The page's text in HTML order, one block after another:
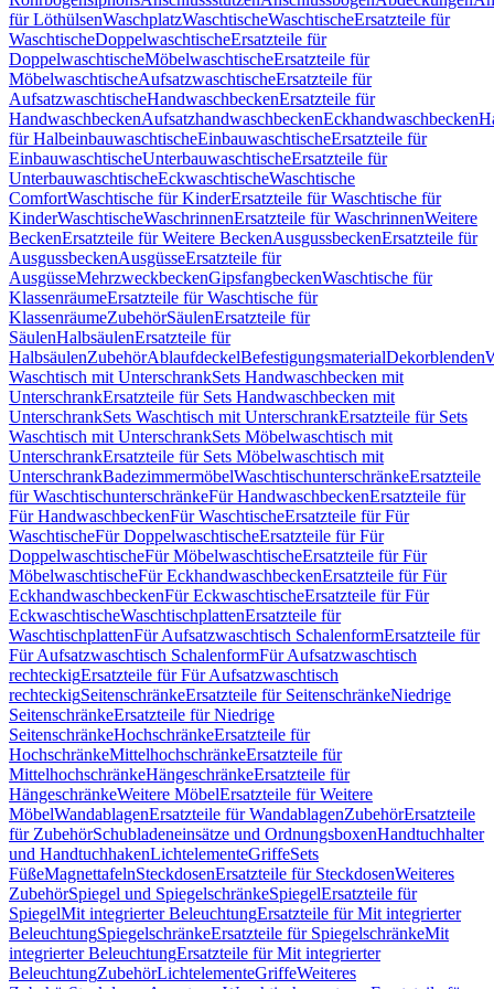
für LöthülsenWaschplatzWaschtischeWaschtischeErsatzteile für
WaschtischeDoppelwaschtischeErsatzteile für
DoppelwaschtischeMöbelwaschtischeErsatzteile für
MöbelwaschtischeAufsatzwaschtischeErsatzteile für
AufsatzwaschtischeHandwaschbeckenErsatzteile für
HandwaschbeckenAufsatzhandwaschbeckenEckhandwaschbecken
für HalbeinbauwaschtischeEinbauwaschtischeErsatzteile für
EinbauwaschtischeUnterbauwaschtischeErsatzteile für
UnterbauwaschtischeEckwaschtischeWaschtische
ComfortWaschtische für KinderErsatzteile für Waschtische für
KinderWaschtischeWaschrinnenErsatzteile für WaschrinnenWeitere
BeckenErsatzteile für Weitere BeckenAusgussbeckenErsatzteile für
AusgussbeckenAusgüsseErsatzteile für
AusgüsseMehrzweckbeckenGipsfangbeckenWaschtische für
KlassenräumeErsatzteile für Waschtische für
KlassenräumeZubehörSäulenErsatzteile für
SäulenHalbsäulenErsatzteile für
HalbsäulenZubehörAblaufdeckelBefestigungsmaterialDekorblenden
Waschtisch mit UnterschrankSets Handwaschbecken mit
UnterschrankErsatzteile für Sets Handwaschbecken mit
UnterschrankSets Waschtisch mit UnterschrankErsatzteile für Sets
Waschtisch mit UnterschrankSets Möbelwaschtisch mit
UnterschrankErsatzteile für Sets Möbelwaschtisch mit
UnterschrankBadezimmermöbelWaschtischunterschränkeErsatzteile
für WaschtischunterschränkeFür HandwaschbeckenErsatzteile für
Für HandwaschbeckenFür WaschtischeErsatzteile für Für
WaschtischeFür DoppelwaschtischeErsatzteile für Für
DoppelwaschtischeFür MöbelwaschtischeErsatzteile für Für
MöbelwaschtischeFür EckhandwaschbeckenErsatzteile für Für
EckhandwaschbeckenFür EckwaschtischeErsatzteile für Für
EckwaschtischeWaschtischplattenErsatzteile für
WaschtischplattenFür Aufsatzwaschtisch SchalenformErsatzteile für
Für Aufsatzwaschtisch SchalenformFür Aufsatzwaschtisch
rechteckigErsatzteile für Für Aufsatzwaschtisch
rechteckigSeitenschränkeErsatzteile für SeitenschränkeNiedrige
SeitenschränkeErsatzteile für Niedrige
SeitenschränkeHochschränkeErsatzteile für
HochschränkeMittelhochschränkeErsatzteile für
MittelhochschränkeHängeschränkeErsatzteile für
HängeschränkeWeitere MöbelErsatzteile für Weitere
MöbelWandablagenErsatzteile für WandablagenZubehörErsatzteile
für ZubehörSchubladeneinsätze und OrdnungsboxenHandtuchhalter
und HandtuchhakenLichtelementeGriffeSets
FüßeMagnettafelnSteckdosenErsatzteile für SteckdosenWeiteres
ZubehörSpiegel und SpiegelschränkeSpiegelErsatzteile für
SpiegelMit integrierter BeleuchtungErsatzteile für Mit integrierter
BeleuchtungSpiegelschränkeErsatzteile für SpiegelschränkeMit
integrierter BeleuchtungErsatzteile für Mit integrierter
BeleuchtungZubehörLichtelementeGriffeWeiteres